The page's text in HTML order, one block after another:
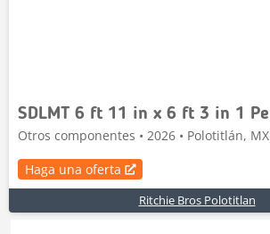
Otros componentes • 2026 • Polotitlán, MX
Haga una oferta
Ritchie Bros Polotitlan